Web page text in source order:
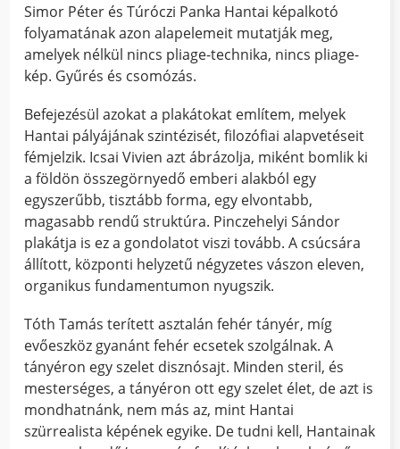
Simor Péter és Túróczi Panka Hantai képalkotó
folyamatának azon alapelemeit mutatják meg,
amelyek nélkül nincs pliage-technika, nincs pliage-
kép. Gyűrés és csomózás.
Befejezésül azokat a plakátokat említem, melyek
Hantai pályájának szintézisét, filozófiai alapvetéseit
fémjelzik. Icsai Vivien azt ábrázolja, miként bomlik ki
a földön összegörnyedő emberi alakból egy
egyszerűbb, tisztább forma, egy elvontabb,
magasabb rendű struktúra. Pinczehelyi Sándor
plakátja is ez a gondolatot viszi tovább. A csúcsára
állított, központi helyzetű négyzetes vászon eleven,
organikus fundamentumon nyugszik.
Tóth Tamás terített asztalán fehér tányér, míg
evőeszköz gyanánt fehér ecsetek szolgálnak. A
tányéron egy szelet disznósajt. Minden steril, és
mesterséges, a tányéron ott egy szelet élet, de azt is
mondhatnánk, nem más az, mint Hantai
szürrealista képének egyike. De tudni kell, Hantainak